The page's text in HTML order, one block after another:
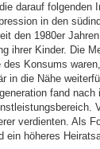
darauf folgenden
in den
den 1980er
ihrer Kinder. Die
des Konsums
in die Nähe
fand nach
verdienten. Als
höheres